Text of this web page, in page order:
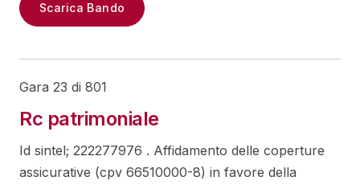
Scarica Bando
Gara 23 di 801
Rc patrimoniale
Id sintel; 222277976 . Affidamento delle coperture
assicurative (cpv 66510000-8) in favore della